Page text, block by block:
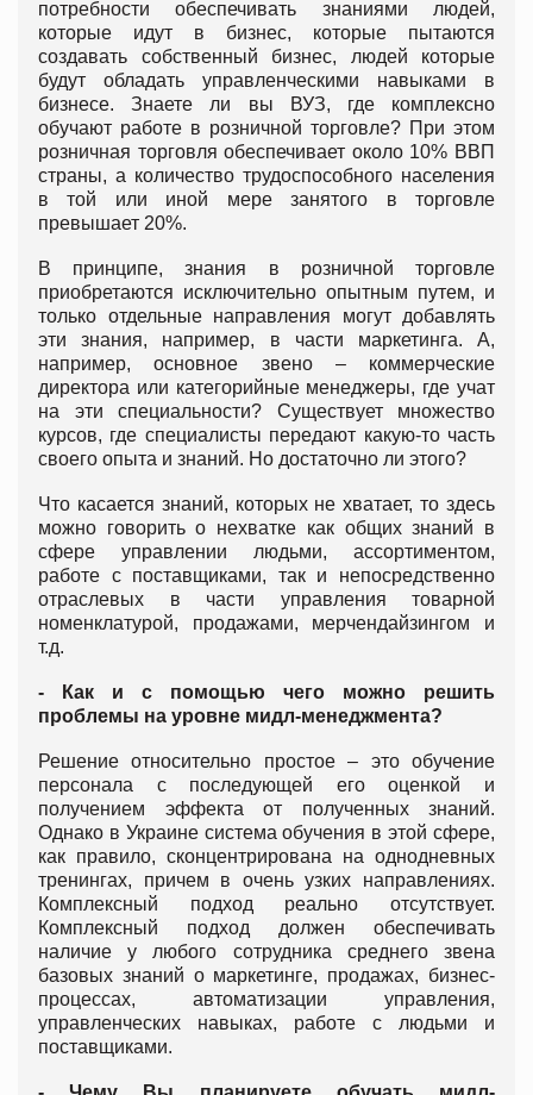
потребности обеспечивать знаниями людей,
которые идут в бизнес, которые пытаются
создавать собственный бизнес, людей которые
будут обладать управленческими навыками в
бизнесе. Знаете ли вы ВУЗ, где комплексно
обучают работе в розничной торговле? При этом
розничная торговля обеспечивает около 10% ВВП
страны, а количество трудоспособного населения
в той или иной мере занятого в торговле
превышает 20%.
В принципе, знания в розничной торговле
приобретаются исключительно опытным путем, и
только отдельные направления могут добавлять
эти знания, например, в части маркетинга. А,
например, основное звено – коммерческие
директора или категорийные менеджеры, где учат
на эти специальности? Существует множество
курсов, где специалисты передают какую-то часть
своего опыта и знаний. Но достаточно ли этого?
Что касается знаний, которых не хватает, то здесь
можно говорить о нехватке как общих знаний в
сфере управлении людьми, ассортиментом,
работе с поставщиками, так и непосредственно
отраслевых в части управления товарной
номенклатурой, продажами, мерчендайзингом и
т.д.
- Как и с помощью чего можно решить
проблемы на уровне мидл-менеджмента?
Решение относительно простое – это обучение
персонала с последующей его оценкой и
получением эффекта от полученных знаний.
Однако в Украине система обучения в этой сфере,
как правило, сконцентрирована на однодневных
тренингах, причем в очень узких направлениях.
Комплексный подход реально отсутствует.
Комплексный подход должен обеспечивать
наличие у любого сотрудника среднего звена
базовых знаний о маркетинге, продажах, бизнес-
процессах, автоматизации управления,
управленческих навыках, работе с людьми и
поставщиками.